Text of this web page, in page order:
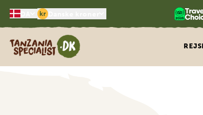
kr
Tanzania Specialist